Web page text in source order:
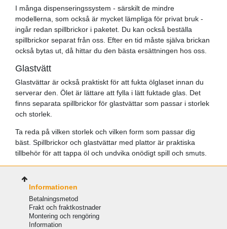
I många dispenseringssystem - särskilt de mindre
modellerna, som också är mycket lämpliga för privat bruk -
ingår redan spillbrickor i paketet. Du kan också beställa
spillbrickor separat från oss. Efter en tid måste själva brickan
också bytas ut, då hittar du den bästa ersättningen hos oss.
Glastvätt
Glastvättar är också praktiskt för att fukta ölglaset innan du
serverar den. Ölet är lättare att fylla i lätt fuktade glas. Det
finns separata spillbrickor för glastvättar som passar i storlek
och storlek.
Ta reda på vilken storlek och vilken form som passar dig
bäst. Spillbrickor och glastvättar med plattor är praktiska
tillbehör för att tappa öl och undvika onödigt spill och smuts.
Informationen
Betalningsmetod
Frakt och fraktkostnader
Montering och rengöring
Information